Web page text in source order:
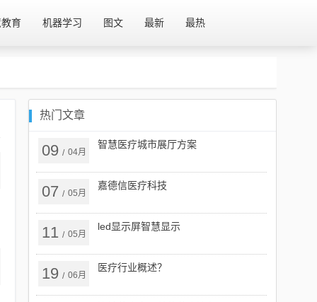
育 机器学习 图文 最新 最热
热门文章
09 / 04月
智慧医疗城市展厅方案
07 / 05月
嘉德信医疗科技
11 / 05月
led显示屏智慧显示
19 / 06月
医疗行业概述？